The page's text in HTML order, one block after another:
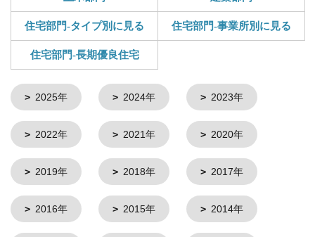
住宅部門-タイプ別に見る 住宅部門-事業所別に見る
住宅部門-長期優良住宅
2025年 2024年 2023年
2022年 2021年 2020年
2019年 2018年 2017年
2016年 2015年 2014年